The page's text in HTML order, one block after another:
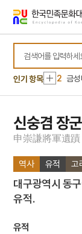
바로가기
바로가기
인기 항목
10 소
1 손곡
2 금
3 금
4 세조
5 고조선
7
8
대
신숭겸 장
申 崇謙將軍遺蹟
역사 유적 고
대구광역시 동
유적.
유적